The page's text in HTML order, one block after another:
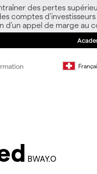
des pertes
comptes
appel de marge au
BWAY.O